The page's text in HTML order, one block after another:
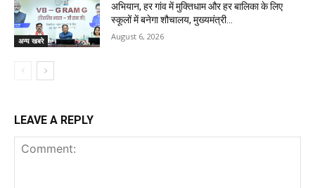
अन्य खबरे
अभियान, हर गांव में मुक्तिधाम और हर बालिका के लिए
स्कूलों में बनेगा शौचालय, मुख्यमंत्री...
August 6, 2026
LEAVE A REPLY